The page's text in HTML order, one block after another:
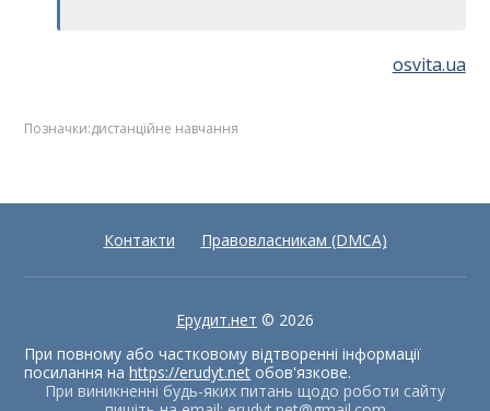
osvita.ua
Позначки:дистанційне навчання
Контакти Правовласникам (DMCA)
Ерудит.нет © 2026
При повному або частковому відтворенні інформації
посилання наhttps://erudyt.net обов'язкове.
При виникненні будь-яких питань щодо роботи сайту